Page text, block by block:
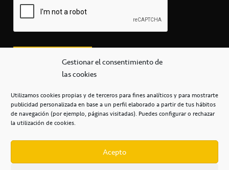
Gestionar el consentimiento de
las cookies
Utilizamos cookies propias y de terceros para fines analíticos y para mostrarte
publicidad personalizada en base a un perfil elaborado a partir de tus hábitos
de navegación (por ejemplo, páginas visitadas). Puedes configurar o rechazar
la utilización de cookies.
Acepto
secretaria@cbcanarias.es
+34 922 253 684
Casa del Deporte / 38108 – La Laguna